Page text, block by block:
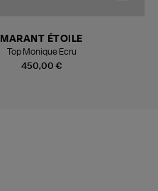
450,00 €
MARANT ÉTOILE
Top Monique Ecru